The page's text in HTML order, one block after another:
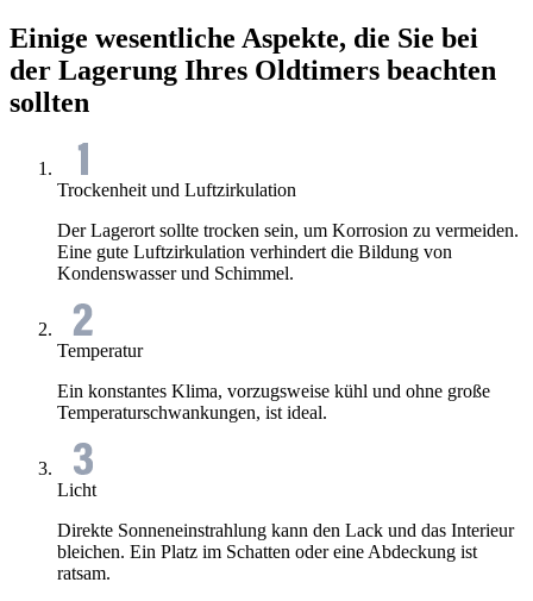
Einige wesentliche Aspekte, die Sie bei
der Lagerung Ihres Oldtimers beachten
sollten
Trockenheit und Luftzirkulation
Der Lagerort sollte trocken sein, um Korrosion zu vermeiden.
Eine gute Luftzirkulation verhindert die Bildung von
Kondenswasser und Schimmel.
Temperatur
Ein konstantes Klima, vorzugsweise kühl und ohne große
Temperaturschwankungen, ist ideal.
Licht
Direkte Sonneneinstrahlung kann den Lack und das Interieur
bleichen. Ein Platz im Schatten oder eine Abdeckung ist
ratsam.